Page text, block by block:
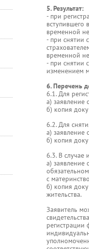
5. Результат:
- при
вступившего
временной
- при снятии
временной
- при снятии
изменением
6. Перечень
6.1. Для
а) заявление
б) копия
6.2. Для
а) заявление
б) копия
6.3. В случае
а) заявление
с
б) копия
жительства.
Заявитель
регистрации